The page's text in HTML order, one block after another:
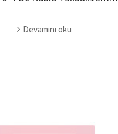
Devamını oku